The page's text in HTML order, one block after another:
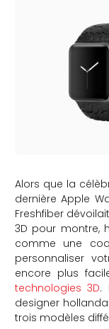
Alors que la
dernière Apple
Freshfiber
3D pour montre,
comme une
personnaliser
encore plus
technologies 3D.
designer
trois modèles